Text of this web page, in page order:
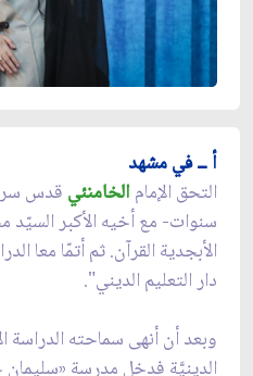
أ ــ في مشهد
التحق الإمامالخامنئي قدس
سنوات- مع أخيه الأكبر السيّد
الأبجدية القرآن. ثم أتمّا معا
دار التعليم الديني".
وبعد أن أنهى سماحته الدراسة
الدينيَّة فدخل مدرسة